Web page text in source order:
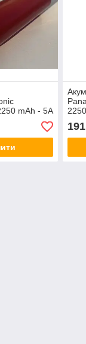
mAh - 5A
191